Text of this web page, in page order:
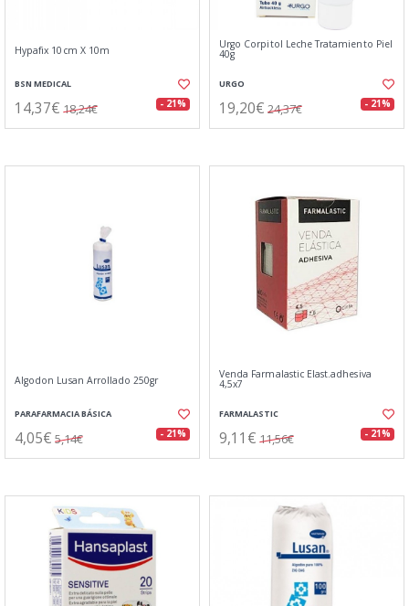
Hypafix 10cm X 10m
BSN MEDICAL
14,37€ 18,24€ - 21%
Urgo Corpitol Leche Tratamiento Piel
40g
URGO
19,20€ 24,37€ - 21%
Algodon Lusan Arrollado 250gr
PARAFARMACIA BÁSICA
4,05€ 5,14€ - 21%
Venda Farmalastic Elast.adhesiva
4,5x7
FARMALASTIC
9,11€ 11,56€ - 21%